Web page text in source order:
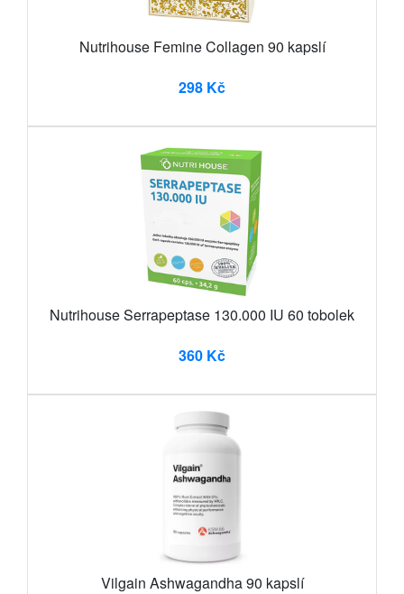
Nutrihouse Femine Collagen 90 kapslí
298 Kč
Nutrihouse Serrapeptase 130.000 IU 60 tobolek
360 Kč
Vilgain Ashwagandha 90 kapslí